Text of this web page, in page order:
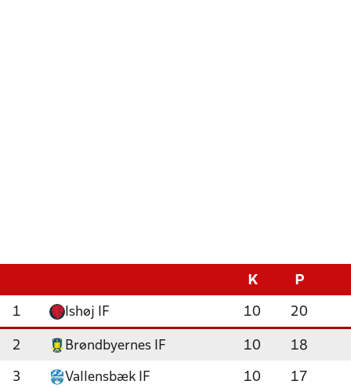
K P
1 Ishøj IF 10 20
2 Brøndbyernes IF 10 18
3 Vallensbæk IF 10 17